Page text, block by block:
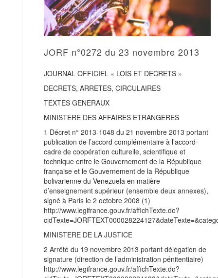
JORF n°0272 du 23 novembre 2013
JOURNAL OFFICIEL « LOIS ET DECRETS »
DECRETS, ARRETES, CIRCULAIRES
TEXTES GENERAUX
MINISTERE DES AFFAIRES ETRANGERES
1 Décret n° 2013-1048 du 21 novembre 2013 portant
publication de l’accord complémentaire à l’accord-
cadre de coopération culturelle, scientifique et
technique entre le Gouvernement de la République
française et le Gouvernement de la République
bolivarienne du Venezuela en matière
d’enseignement supérieur (ensemble deux annexes),
signé à Paris le 2 octobre 2008 (1)
http://www.legifrance.gouv.fr/affichTexte.do?
MINISTERE DE LA JUSTICE
2 Arrêté du 19 novembre 2013 portant délégation de
signature (direction de l’administration pénitentiaire)
http://www.legifrance.gouv.fr/affichTexte.do?